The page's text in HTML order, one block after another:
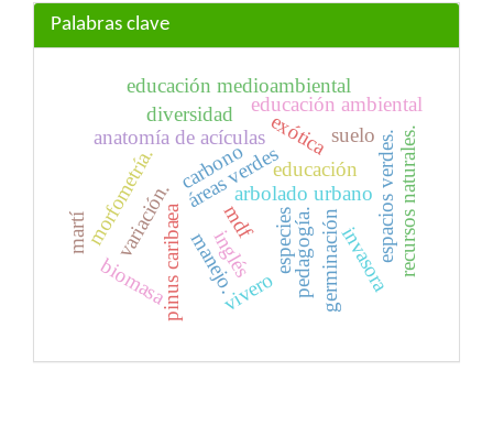
Palabras clave
arbolado urbano
áreas verdes
especies espacios verdes.
pinus caribaea
anatomía de acículas
variación.
educación
educación ambiental
pedagogía.
educación medioambiental
inglés
morfometría.
germinación
vivero
exótica
invasora
manejo.
biomasa
carbono
mdf
diversidad
suelo
martí recursos naturales.